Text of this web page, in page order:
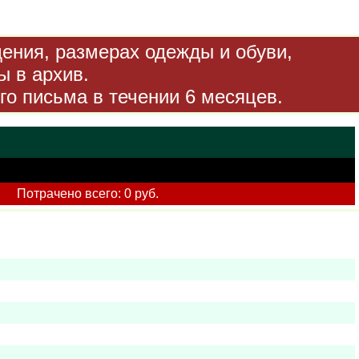
размерах одежды и обуви,
в архив.
письма в течении 6 месяцев.
Потрачено всего: 0 руб.